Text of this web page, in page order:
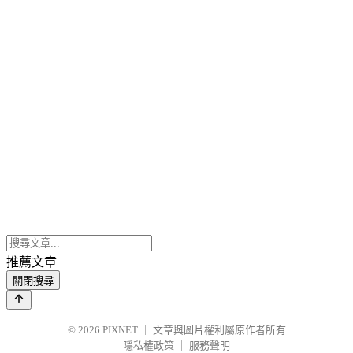
推薦文章
關閉搜尋
© 2026 PIXNET
文章與圖片權利屬原作者所有
隱私權政策
服務聲明